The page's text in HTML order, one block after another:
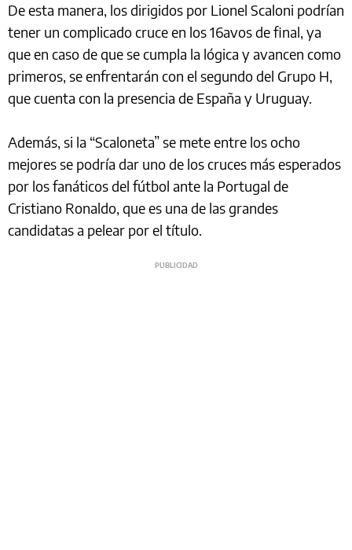
De esta manera, los dirigidos por Lionel Scaloni podrían
tener un complicado cruce en los 16avos de final, ya
que en caso de que se cumpla la lógica y avancen como
primeros, se enfrentarán con el segundo del Grupo H,
que cuenta con la presencia de España y Uruguay.
Además, si la “Scaloneta” se mete entre los ocho
mejores se podría dar uno de los cruces más esperados
por los fanáticos del fútbol ante la Portugal de
Cristiano Ronaldo, que es una de las grandes
candidatas a pelear por el título.